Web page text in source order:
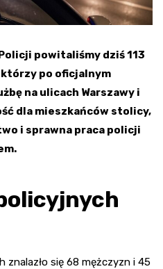
powitaliśmy dziś 113
po oficjalnym
na ulicach Warszawy i
dla mieszkańców stolicy,
i sprawna praca policji
znalazło się 68 mężczyzn i 45